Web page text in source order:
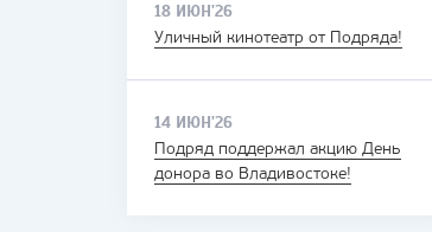
18 ИЮН'26
Уличный кинотеатр от Подряда!
14 ИЮН'26
Подряд поддержал акцию День
донора во Владивостоке!